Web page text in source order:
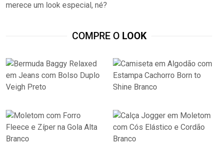
merece um look especial, né?
COMPRE O LOOK